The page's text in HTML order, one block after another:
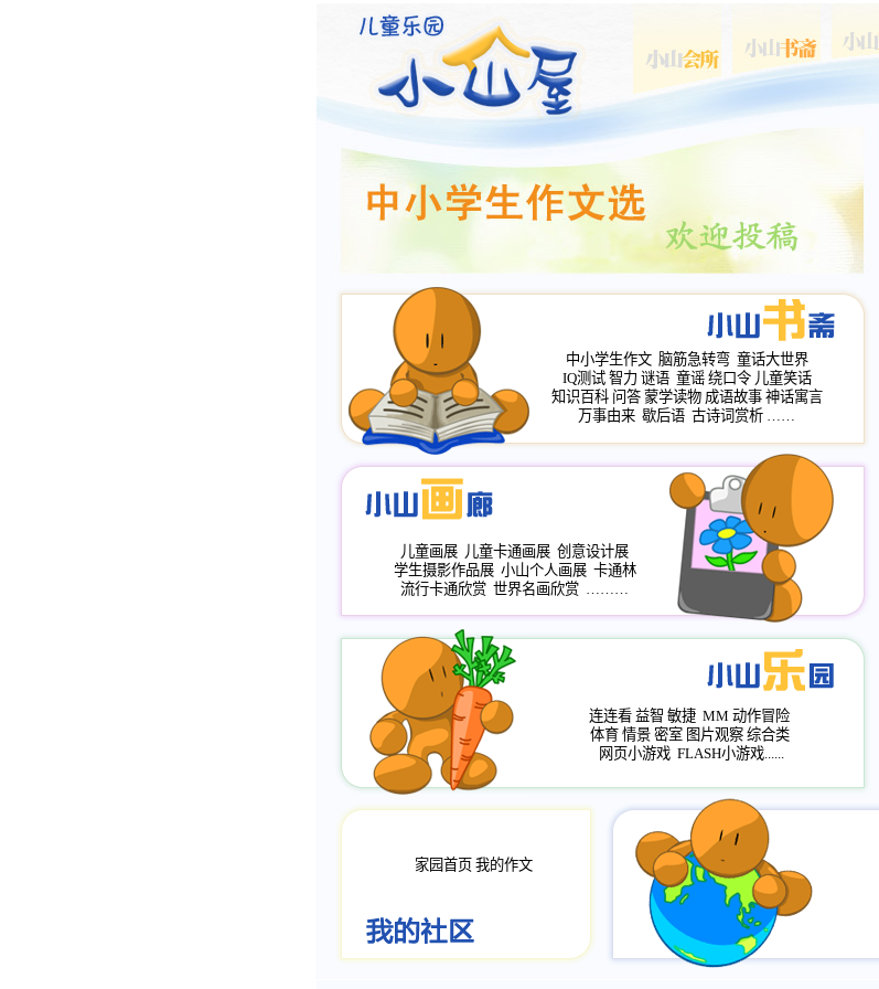
中小学生作文 脑筋急转弯 童话大世界
IQ测试 智力 谜语 童谣 绕口令 儿童笑话
知识百科 问答 蒙学读物 成语故事 神话寓言
万事由来 歇后语 古诗词赏析 ……
儿童画展 儿童卡通画展 创意设计展
学生摄影作品展 小山个人画展 卡通林
流行卡通欣赏 世界名画欣赏 ………
连连看 益智 敏捷 MM 动作冒险
体育 情景 密室 图片观察 综合类
网页小游戏 FLASH小游戏......
家园首页 我的作文